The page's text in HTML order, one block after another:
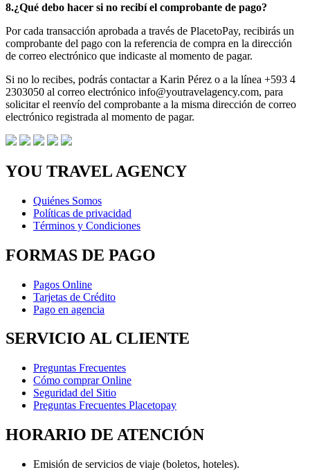
8.¿Qué debo hacer si no recibí el comprobante de pago?
Por cada transacción aprobada a través de PlacetoPay, recibirás un
comprobante del pago con la referencia de compra en la dirección
de correo electrónico que indicaste al momento de pagar.
Si no lo recibes, podrás contactar a Karin Pérez o a la línea +593 4
2303050 al correo electrónico info@youtravelagency.com, para
solicitar el reenvío del comprobante a la misma dirección de correo
electrónico registrada al momento de pagar.
YOU TRAVEL AGENCY
Quiénes Somos
Políticas de privacidad
Términos y Condiciones
FORMAS DE PAGO
Pagos Online
Tarjetas de Crédito
Pago en agencia
SERVICIO AL CLIENTE
Preguntas Frecuentes
Cómo comprar Online
Seguridad del Sitio
Preguntas Frecuentes Placetopay
HORARIO DE ATENCIÓN
Emisión de servicios de viaje (boletos, hoteles).